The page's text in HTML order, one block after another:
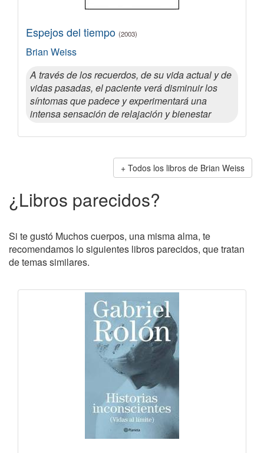
Espejos del tiempo (2003)
Brian Weiss
A través de los recuerdos, de su vida actual y de
vidas pasadas, el paciente verá disminuir los
síntomas que padece y experimentará una
intensa sensación de relajación y bienestar
Todos los libros de Brian Weiss
¿Libros parecidos?
Si te gustó Muchos cuerpos, una misma alma, te
recomendamos lo siguientes libros parecidos, que tratan
de temas similares.